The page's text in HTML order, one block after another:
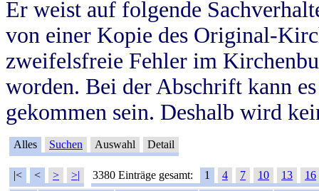
Er weist auf folgende
von einer Kopie des Original-
zweifelsfreie Fehler im
worden. Bei der Abschrift kann
gekommen sein. Deshalb wird
Alles Suchen Auswahl Detail
|< < > >| 3380 Einträge gesamt: 1 4 7 10 13
16